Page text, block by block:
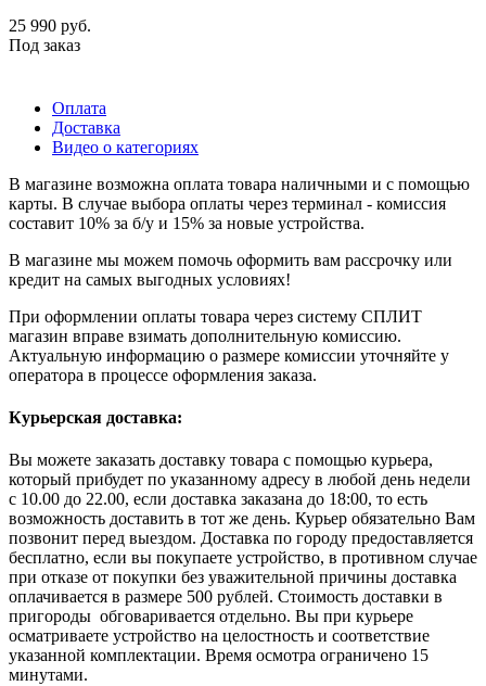
25 990 руб.
Под заказ
Оплата
Доставка
Видео о категориях
В магазине возможна оплата товара наличными и с помощью
карты. В случае выбора оплаты через терминал - комиссия
составит 10% за б/у и 15% за новые устройства.
В магазине мы можем помочь оформить вам рассрочку или
кредит на самых выгодных условиях!
При оформлении оплаты товара через систему СПЛИТ
магазин вправе взимать дополнительную комиссию.
Актуальную информацию о размере комиссии уточняйте у
оператора в процессе оформления заказа.
Курьерская доставка:
Вы можете заказать доставку товара с помощью курьера,
который прибудет по указанному адресу в любой день недели
с 10.00 до 22.00, если доставка заказана до 18:00, то есть
возможность доставить в тот же день. Курьер обязательно Вам
позвонит перед выездом. Доставка по городу предоставляется
бесплатно, если вы покупаете устройство, в противном случае
при отказе от покупки без уважительной причины доставка
оплачивается в размере 500 рублей. Стоимость доставки в
пригороды обговаривается отдельно. Вы при курьере
осматриваете устройство на целостность и соответствие
указанной комплектации. Время осмотра ограничено 15
минутами.